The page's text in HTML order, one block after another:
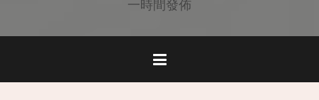
一時間發佈